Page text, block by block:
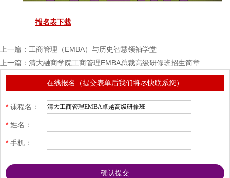
报名表下载
上一篇： 工商管理（EMBA）与历史智慧领袖学堂
上一篇： 清大融商学院工商管理EMBA总裁高级研修班招生简章
在线报名（提交表单后我们将尽快联系您）
* 课程名：
* 姓名：
* 手机：